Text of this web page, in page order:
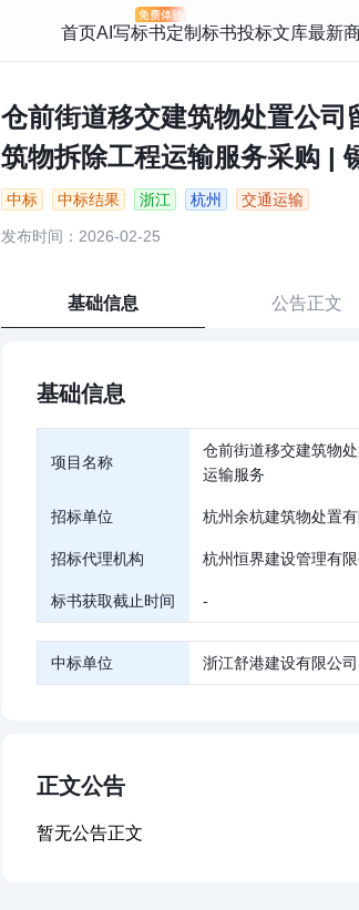
首页AI写标书定制标书投标文库最新
仓前街道移交建筑物处置公
筑物拆除工程运输服务采购 |
中标 中标结果 浙江 杭州 交通运输
发布时间：2026-02-25
基础信息 公告正文
基础信息
项目名称
仓前街道移交建筑物
运输服务
招标单位 杭州余杭建筑物处置有
招标代理机构 杭州恒界建设管理有限
标书获取截止时间 -
中标单位 浙江舒港建设有限公司
正文公告
暂无公告正文